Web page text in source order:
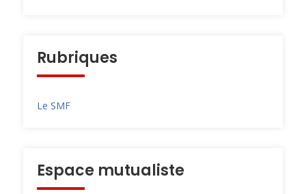
Rubriques
Le SMF
Espace mutualiste